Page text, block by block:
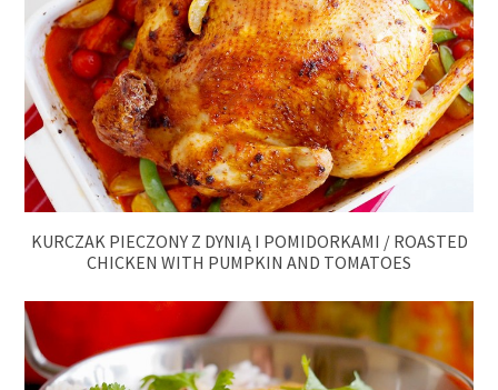
KURCZAK PIECZONY Z DYNIĄ I POMIDORKAMI / ROASTED
CHICKEN WITH PUMPKIN AND TOMATOES